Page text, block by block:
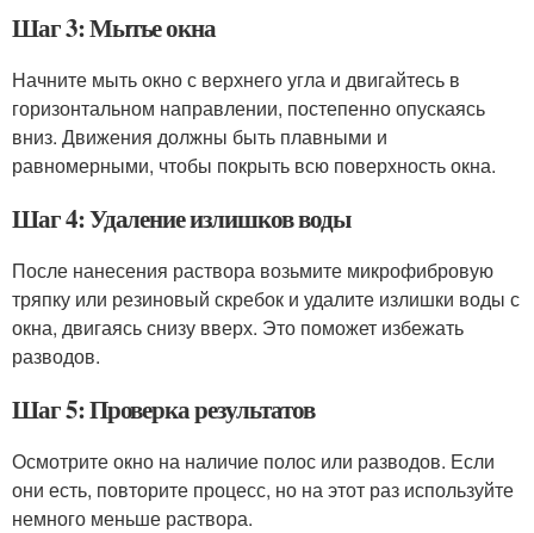
Шаг 3: Мытье окна
Начните мыть окно с верхнего угла и двигайтесь в
горизонтальном направлении, постепенно опускаясь
вниз. Движения должны быть плавными и
равномерными, чтобы покрыть всю поверхность окна.
Шаг 4: Удаление излишков воды
После нанесения раствора возьмите микрофибровую
тряпку или резиновый скребок и удалите излишки воды с
окна, двигаясь снизу вверх. Это поможет избежать
разводов.
Шаг 5: Проверка результатов
Осмотрите окно на наличие полос или разводов. Если
они есть, повторите процесс, но на этот раз используйте
немного меньше раствора.